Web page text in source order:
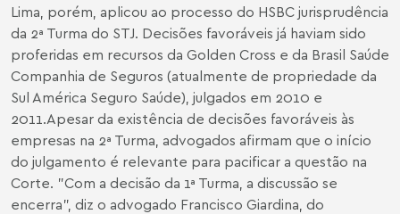
Lima, porém, aplicou ao processo do HSBC jurisprudência
da 2ª Turma do STJ. Decisões favoráveis já haviam sido
proferidas em recursos da Golden Cross e da Brasil Saúde
Companhia de Seguros (atualmente de propriedade da
Sul América Seguro Saúde), julgados em 2010 e
2011.Apesar da existência de decisões favoráveis às
empresas na 2ª Turma, advogados afirmam que o início
do julgamento é relevante para pacificar a questão na
Corte. "Com a decisão da 1ª Turma, a discussão se
encerra", diz o advogado Francisco Giardina, do